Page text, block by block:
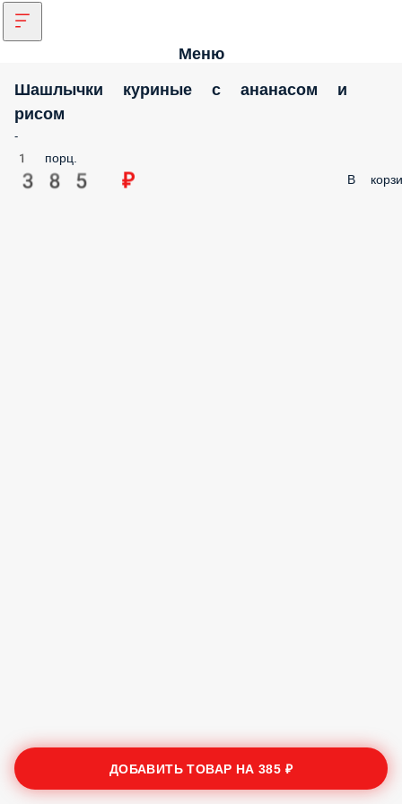
Меню
Шашлычки куриные с ананасом и
рисом
-
1 порц.
385 ₽ В
ДОБАВИТЬ ТОВАР НА385 ₽